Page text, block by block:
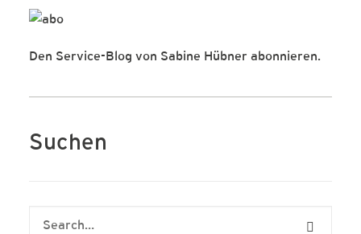
Den Service-Blog von Sabine Hübner abonnieren.
Suchen